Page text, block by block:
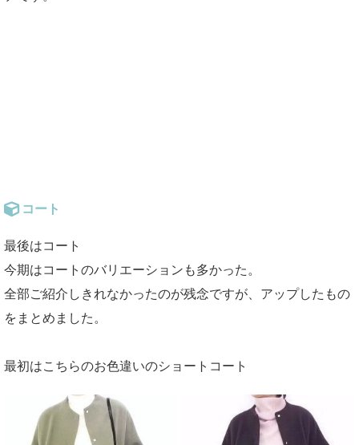
コート
最後はコート
今期はコートのバリエーションも多かった。
全部ご紹介しきれなかったのが残念ですが、アップしたもの
をまとめました。
最初はこちらのお色違いのショートコート